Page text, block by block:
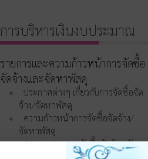
การบริหารเงินงบประมาณ
รายการและความก้าวหน้าการจัดซื้อ
จัดจ้างและจัดหาพัสดุ
ประกาศต่างๆ เกี่ยวกับการจัดซื้อจัด
จ้าง/จัดหาพัสดุ
ความก้าวหน้าการจัดซื้อจัดจ้าง/
จัดหาพัสดุ
O11 สรุปผลการจัดซื้อจัดจ้าง/จัดหา